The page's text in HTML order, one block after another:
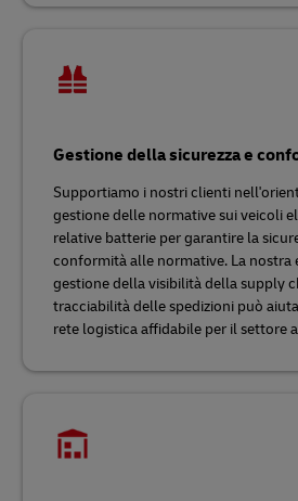
Gestione della sicurezza e
Supportiamo i nostri clienti
gestione delle normative sui veicoli
relative batterie per garantire la
conformità alle normative. La nostra
gestione della visibilità della supply
tracciabilità delle spedizioni può
rete logistica affidabile per il settore